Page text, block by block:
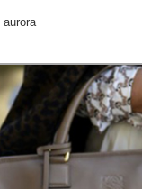
てみた
aurora